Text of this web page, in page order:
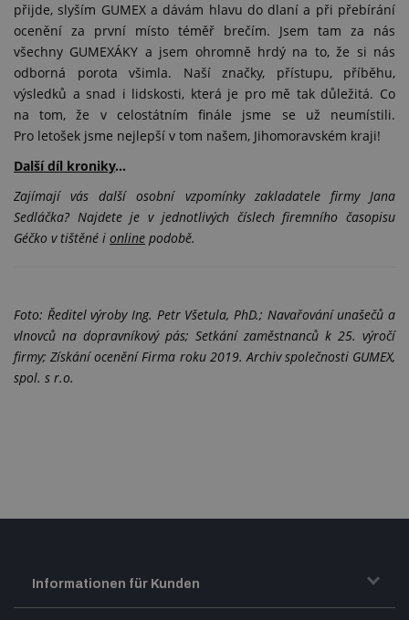
přijde, slyším GUMEX a dávám hlavu do dlaní a při přebírání
ocenění za první místo téměř brečím. Jsem tam za nás
všechny GUMEXÁKY a jsem ohromně hrdý na to, že si nás
odborná porota všimla. Naší značky, přístupu, příběhu,
výsledků a snad i lidskosti, která je pro mě tak důležitá. Co
na tom, že v celostátním finále jsme se už neumístili.
Pro letošek jsme nejlepší v tom našem, Jihomoravském kraji!
Další díl kroniky...
Zajímají vás další osobní vzpomínky zakladatele firmy Jana
Sedláčka? Najdete je v jednotlivých číslech firemního časopisu
Géčko v tištěné i online podobě.
Foto: Ředitel výroby Ing. Petr Všetula, PhD.; Navařování unašečů a
vlnovců na dopravníkový pás; Setkání zaměstnanců k 25. výročí
firmy; Získání ocenění Firma roku 2019. Archiv společnosti GUMEX,
spol. s r.o.
Informationen für Kunden